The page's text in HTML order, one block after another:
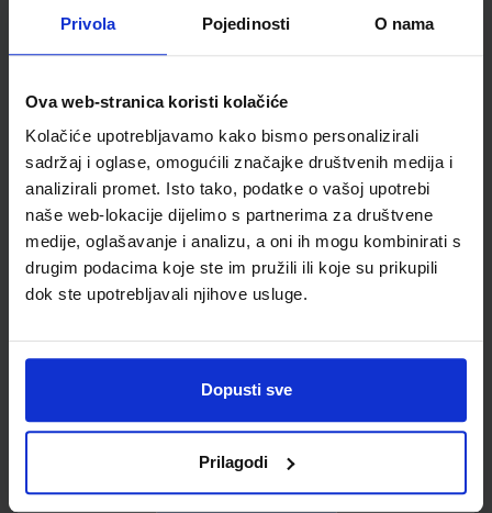
Privola Pojedinosti O nama
Ova web-stranica koristi kolačiće
Kolačiće upotrebljavamo kako bismo personalizirali
sadržaj i oglase, omogućili značajke društvenih medija i
analizirali promet. Isto tako, podatke o vašoj upotrebi
naše web-lokacije dijelimo s partnerima za društvene
medije, oglašavanje i analizu, a oni ih mogu kombinirati s
drugim podacima koje ste im pružili ili koje su prikupili
dok ste upotrebljavali njihove usluge.
Dopusti sve
Prilagodi
Newsletter prijava
Prijavite se kako bi primali informacije o novim
proizvodima i uslugama, akcijama i drugim
pogodnostima